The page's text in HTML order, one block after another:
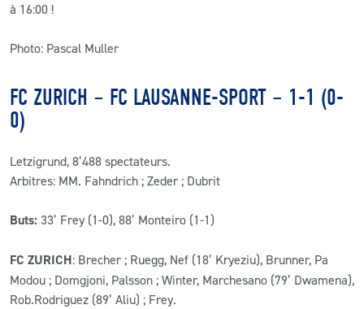
à 16:00 !
Photo: Pascal Muller
FC ZURICH – FC LAUSANNE-SPORT – 1-1 (0-
0)
Letzigrund, 8’488 spectateurs.
Arbitres: MM. Fahndrich ; Zeder ; Dubrit
Buts: 33’ Frey (1-0), 88’ Monteiro (1-1)
FC ZURICH: Brecher ; Ruegg, Nef (18’ Kryeziu), Brunner, Pa
Modou ; Domgjoni, Palsson ; Winter, Marchesano (79’ Dwamena),
Rob.Rodriguez (89’ Aliu) ; Frey.